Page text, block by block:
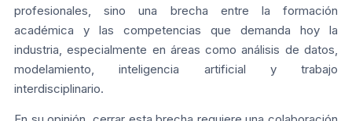
profesionales, sino una brecha entre la formación
académica y las competencias que demanda hoy la
industria, especialmente en áreas como análisis de datos,
modelamiento, inteligencia artificial y trabajo
interdisciplinario.